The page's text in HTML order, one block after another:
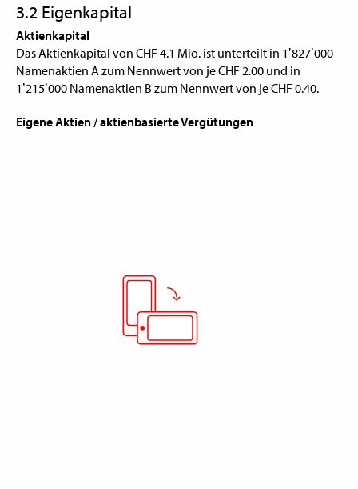
3.2 Eigenkapital
Aktienkapital
Das Aktienkapital von CHF 4.1 Mio. ist unterteilt in 1ʼ827ʼ000
Namenaktien A zum Nennwert von je CHF 2.00 und in
1ʼ215ʼ000 Namenaktien B zum Nennwert von je CHF 0.40.
Eigene Aktien / aktienbasierte Vergütungen